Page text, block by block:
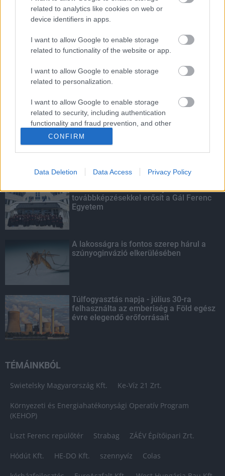
related to analytics like cookies on web or
device identifiers in apps.
I want to allow Google to enable storage
related to functionality of the website or app.
I want to allow Google to enable storage
related to personalization.
I want to allow Google to enable storage
related to security, including authentication
functionality and fraud prevention, and other
user protection.
CONFIRM
Data Deletion Data Access Privacy Policy
Budapest-Pécs, Budapest-Szolnok:
gyorsabb és biztonságosabb lett a vasút
Száz programmal vár az idei Erdők Hete
KIEMELT
Kecskeméten is szakirányú
továbbképzésekkel erősít a Gál Ferenc
Egyetem
A lakosságra is fontos szerep hárul a
szúnyoginvázió elkerülésében
Túlfogyasztás napja - július 30-ra
felhasználta az emberiség a Föld egész
évre elegendő erőforrásait
TÉMÁINKBÓL
Swietelsky Magyarország Kft. Ke-Víz 21 Zrt.
Környezeti és Energiahatékonysági Operatív Program
(KEHOP)
Liszt Ferenc repülőtér Strabag ZÁÉV Építőipari Zrt.
Hódút Kft. HE-DO Kft. szennyvíz Colas